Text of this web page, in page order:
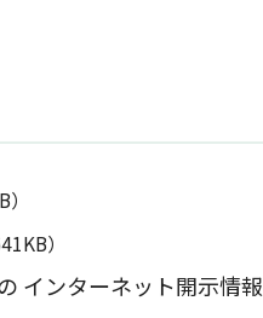
）
インターネット開示情報